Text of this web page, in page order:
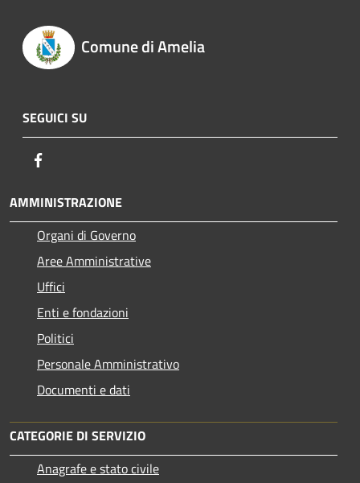
Comune di Amelia
SEGUICI SU
AMMINISTRAZIONE
Organi di Governo
Aree Amministrative
Uffici
Enti e fondazioni
Politici
Personale Amministrativo
Documenti e dati
CATEGORIE DI SERVIZIO
Anagrafe e stato civile